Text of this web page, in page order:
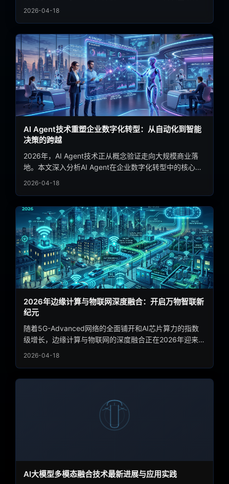
2026-04-18
AI Agent技术重塑企业数字化转型：从自动化到智能
决策的跨越
2026年，AI Agent技术正从概念验证走向大规模商业落
地。本文深入分析AI Agent在企业数字化转型中的核心应
2026-04-18
2026年边缘计算与物联网深度融合：开启万物智联新
纪元
随着5G-Advanced网络的全面铺开和AI芯片算力的指数
级增长，边缘计算与物联网的深度融合正在2026年迎来爆
2026-04-18
AI大模型多模态融合技术最新进展与应用实践